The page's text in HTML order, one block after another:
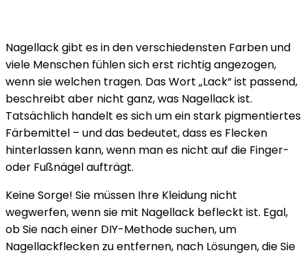
Nagellack gibt es in den verschiedensten Farben und
viele Menschen fühlen sich erst richtig angezogen,
wenn sie welchen tragen. Das Wort „Lack“ ist passend,
beschreibt aber nicht ganz, was Nagellack ist.
Tatsächlich handelt es sich um ein stark pigmentiertes
Färbemittel – und das bedeutet, dass es Flecken
hinterlassen kann, wenn man es nicht auf die Finger-
oder Fußnägel aufträgt.
Keine Sorge! Sie müssen Ihre Kleidung nicht
wegwerfen, wenn sie mit Nagellack befleckt ist. Egal,
ob Sie nach einer DIY-Methode suchen, um
Nagellackflecken zu entfernen, nach Lösungen, die Sie